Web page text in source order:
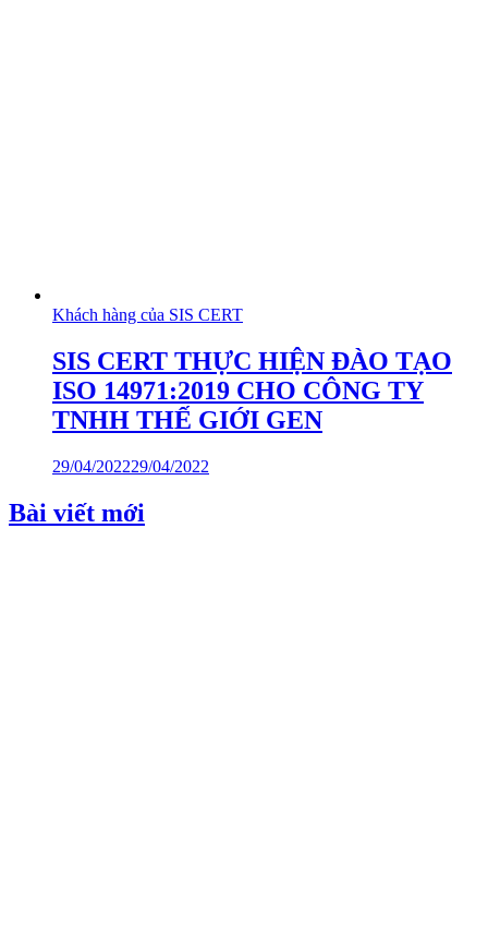
Khách hàng của SIS CERT
SIS CERT THỰC HIỆN ĐÀO TẠO
ISO 14971:2019 CHO CÔNG TY
TNHH THẾ GIỚI GEN
29/04/202229/04/2022
Bài viết mới